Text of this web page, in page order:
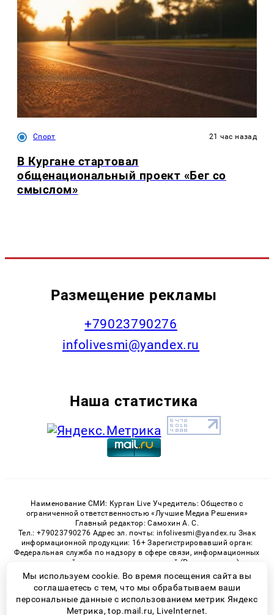
Спорт 21 час назад
В Кургане стартовал
общенациональный проект «Бег со
смыслом»
Размещение рекламы
+79023790276
infolivesmi@yandex.ru
Наша статистика
Наименование СМИ: Курган Live Учредитель: Общество с
ограниченной ответственностью «Лучшие Медиа Решения»
Главный редактор: Самохин А. С.
Тел.: +79023790276 Адрес эл. почты: infolivesmi@yandex.ru Знак
информационной продукции: 16+ Зарегистрировавший орган:
Федеральная служба по надзору в сфере связи, информационных
технологий и массовых коммуникаций (Роскомнадзор)
Регистрационный номер СМИ ЭЛ № ФС 77 - 82535 от 21.01.2022
Мы используем cookie. Во время посещения сайта вы
соглашаетесь с тем, что мы обрабатываем ваши
персональные данные с использованием метрик Яндекс
Метрика, top.mail.ru, LiveInternet.